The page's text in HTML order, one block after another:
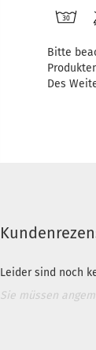
Bitte
Des
Leider sind noch
Sie müssen